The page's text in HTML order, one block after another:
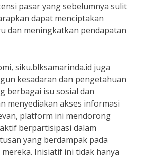
pasar yang sebelumnya sulit
dapat menciptakan
dan meningkatkan pendapatan
siku.blksamarinda.id juga
kesadaran dan pengetahuan
berbagai isu sosial dan
menyediakan akses informasi
platform ini mendorong
berpartisipasi dalam
yang berdampak pada
Inisiatif ini tidak hanya